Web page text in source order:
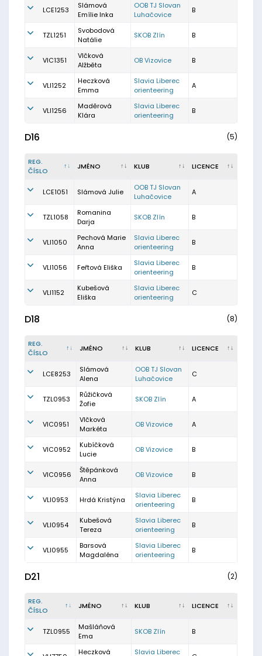
LCE1253
Slámová
Emílie Inka
OOB TJ Slovan
Luhačovice
B
TZL1251
Svobodová
Natálie
SKOB Zlín B
VIC1351
Vlčková
Alžběta
OB Vizovice B
VLI1252
Heczková
Emma
Slavia Liberec
orienteering
A
VLI1256
Maděrová
Klára
Slavia Liberec
orienteering
B
D16 (5)
REG.
ČÍSLO
JMÉNO KLUB LICENCE
LCE1051 Slámová Julie
OOB TJ Slovan
Luhačovice
A
TZL1058
Romanina
Darja
SKOB Zlín B
VLI1050
Pechová Marie
Anna
Slavia Liberec
orienteering
B
VLI1056 Feřtová Eliška
Slavia Liberec
orienteering
B
VLI1152
Kubešová
Eliška
Slavia Liberec
orienteering
C
D18 (8)
REG.
ČÍSLO
JMÉNO KLUB LICENCE
LCE8253
Slámová
Alena
OOB TJ Slovan
Luhačovice
C
TZL0953
Růžičková
Žofie
SKOB Zlín A
VIC0951
Vlčková
Markéta
OB Vizovice A
VIC0952
Kubíčková
Lucie
OB Vizovice B
VIC0956
Štěpánková
Anna
OB Vizovice B
VLI0953 Hrdá Kristýna
Slavia Liberec
orienteering
B
VLI0954
Kubešová
Tereza
Slavia Liberec
orienteering
B
VLI0955
Barsová
Magdaléna
Slavia Liberec
orienteering
B
D21 (2)
REG.
ČÍSLO
JMÉNO KLUB LICENCE
TZL0955
Mašláňová
Ema
SKOB Zlín B
Heczková
Slavia Liberec